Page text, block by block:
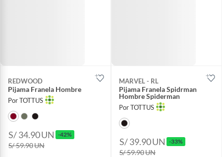
REDWOOD
Pijama Franela Hombre
Por TOTTUS
S/ 34.90UN -42%
S/ 59.90UN
MARVEL - RL
Pijama Franela Spidrman
Hombre Spiderman
Por TOTTUS
S/ 39.90UN -33%
S/ 59.90UN